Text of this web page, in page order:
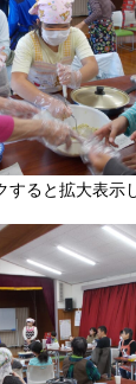
すると拡大表示